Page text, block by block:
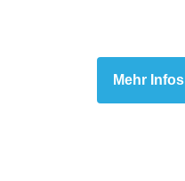
Mehr Infos